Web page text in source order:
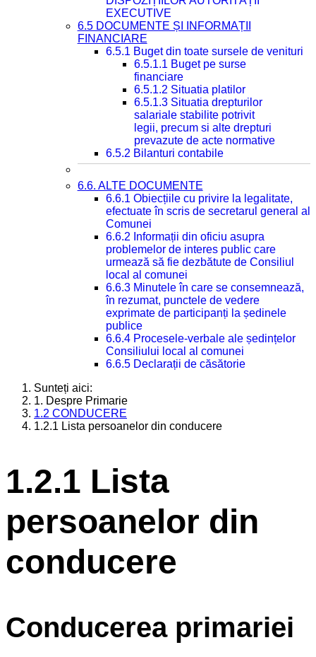
EXECUTIVE
6.5 DOCUMENTE ȘI INFORMAȚII
FINANCIARE
6.5.1 Buget din toate sursele de venituri
6.5.1.1 Buget pe surse
financiare
6.5.1.2 Situatia platilor
6.5.1.3 Situatia drepturilor
salariale stabilite potrivit
legii, precum si alte drepturi
prevazute de acte normative
6.5.2 Bilanturi contabile
6.6. ALTE DOCUMENTE
6.6.1 Obiecțiile cu privire la legalitate,
efectuate în scris de secretarul general al
Comunei
6.6.2 Informații din oficiu asupra
problemelor de interes public care
urmează să fie dezbătute de Consiliul
local al comunei
6.6.3 Minutele în care se consemnează,
în rezumat, punctele de vedere
exprimate de participanți la ședinele
publice
6.6.4 Procesele-verbale ale ședințelor
Consiliului local al comunei
6.6.5 Declarații de căsătorie
Sunteți aici:
1. Despre Primarie
1.2 CONDUCERE
1.2.1 Lista persoanelor din conducere
1.2.1 Lista
persoanelor din
conducere
Conducerea primariei